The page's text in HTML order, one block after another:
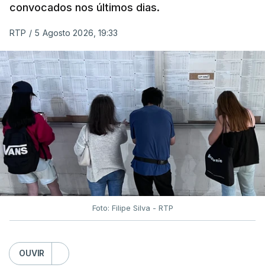
convocados nos últimos dias.
RTP / 5 Agosto 2026, 19:33
Foto: Filipe Silva - RTP
OUVIR